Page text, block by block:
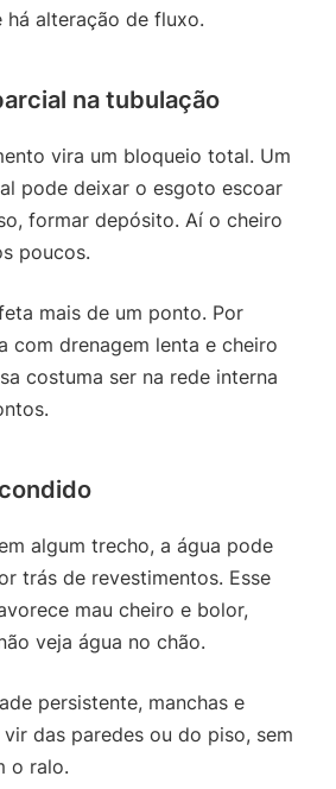
há alteração de fluxo.
na tubulação
vira um bloqueio total. Um
pode deixar o esgoto escoar
formar depósito. Aí o cheiro
poucos.
mais de um ponto. Por
com drenagem lenta e cheiro
costuma ser na rede interna
algum trecho, a água pode
trás de revestimentos. Esse
mau cheiro e bolor,
veja água no chão.
persistente, manchas e
das paredes ou do piso, sem
o ralo.